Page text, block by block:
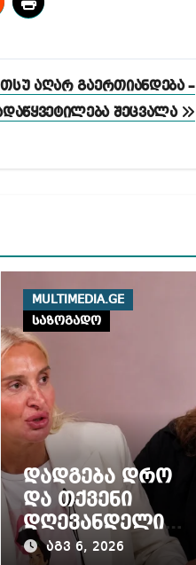
თსუ აღარ გაერთიანდება –
შეცვალა
MULTIMEDIA.GE
საზოგადო
დადგება დრო
და თქვენი
დღევანდელი
პოსტაობა,
აგვ 6, 2026